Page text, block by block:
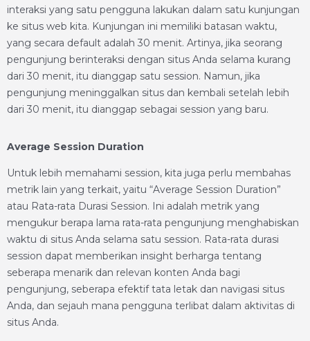
interaksi yang satu pengguna lakukan dalam satu kunjungan
ke situs web kita. Kunjungan ini memiliki batasan waktu,
yang secara default adalah 30 menit. Artinya, jika seorang
pengunjung berinteraksi dengan situs Anda selama kurang
dari 30 menit, itu dianggap satu session. Namun, jika
pengunjung meninggalkan situs dan kembali setelah lebih
dari 30 menit, itu dianggap sebagai session yang baru.
Average Session Duration
Untuk lebih memahami session, kita juga perlu membahas
metrik lain yang terkait, yaitu “Average Session Duration”
atau Rata-rata Durasi Session. Ini adalah metrik yang
mengukur berapa lama rata-rata pengunjung menghabiskan
waktu di situs Anda selama satu session. Rata-rata durasi
session dapat memberikan insight berharga tentang
seberapa menarik dan relevan konten Anda bagi
pengunjung, seberapa efektif tata letak dan navigasi situs
Anda, dan sejauh mana pengguna terlibat dalam aktivitas di
situs Anda.